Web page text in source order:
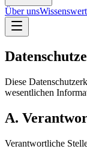
Über uns
Diese
wesentlichen
A.
Verantwortliche